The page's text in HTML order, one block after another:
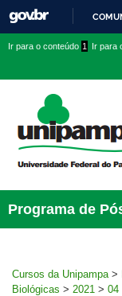
conteúdo
menu
superior
menu
Ir para o conteúdo 1 Ir para
Cursos da Unipampa >
Biológicas > 2021 > 04